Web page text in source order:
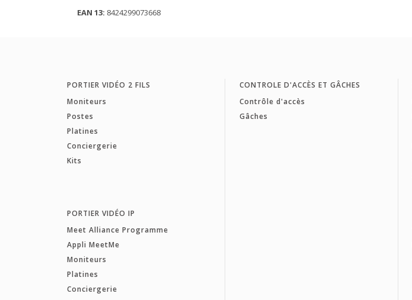
EAN 13: 8424299073668
PORTIER VIDÉO 2 FILS
Moniteurs
Postes
Platines
Conciergerie
Kits
PORTIER VIDÉO IP
Meet Alliance Programme
Appli MeetMe
Moniteurs
Platines
Conciergerie
CONTROLE D'ACCÈS ET GÂCHES
Contrôle d'accès
Gâches